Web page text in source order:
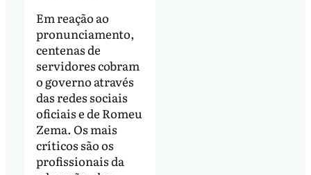
Em reação ao
pronunciamento,
centenas de
servidores cobram
o governo através
das redes sociais
oficiais e de Romeu
Zema. Os mais
críticos são os
profissionais da